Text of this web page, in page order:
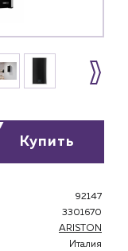
Купить
92147
3301670
ARISTON
Италия